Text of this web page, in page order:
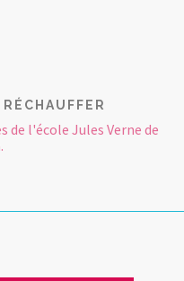
de l'école Jules Verne de